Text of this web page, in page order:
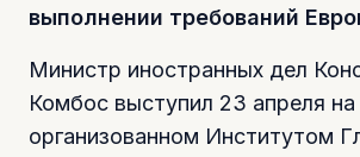
выполнении требований
Министр иностранных дел
Комбос выступил 23 апреля
организованном Институтом